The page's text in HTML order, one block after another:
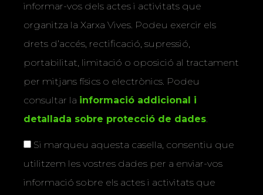
informar-vos dels actes i activitats que
organitza la Xarxa Vives. Podeu exercir els
drets d’accés, rectificació, supressió,
portabilitat, limitació o oposició al tractament
per mitjans físics o electrònics. Podeu
consultar la informació addicional i
detallada sobre protecció de dades.
Si marqueu aquesta casella, consentiu que
utilitzem les vostres dades per a enviar-vos
informació sobre els actes i activitats que